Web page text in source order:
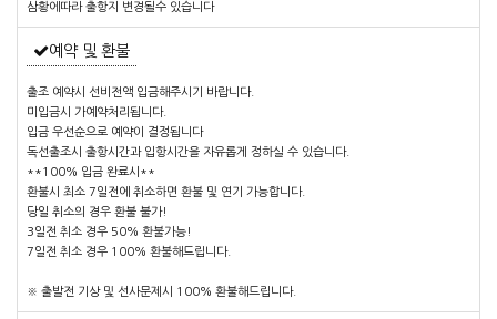
삼황에따라 출항지 변경될수 있습니다
예약 및 환불
출조 예약시 선비전액 입금해주시기 바랍니다.
미입금시 가예약처리됩니다.
입금 우선순으로 예약이 결정됩니다
독선출조시 출항시간과 입항시간을 자유롭게 정하실 수 있습니다.
**100% 입금 완료시**
환불시 최소 7일전에 취소하면 환불 및 연기 가능합니다.
당일 취소의 경우 환불 불가!
3일전 취소 경우 50% 환불가능!
7일전 취소 경우 100% 환불해드립니다.
※ 출발전 기상 및 선사문제시 100% 환불해드립니다.